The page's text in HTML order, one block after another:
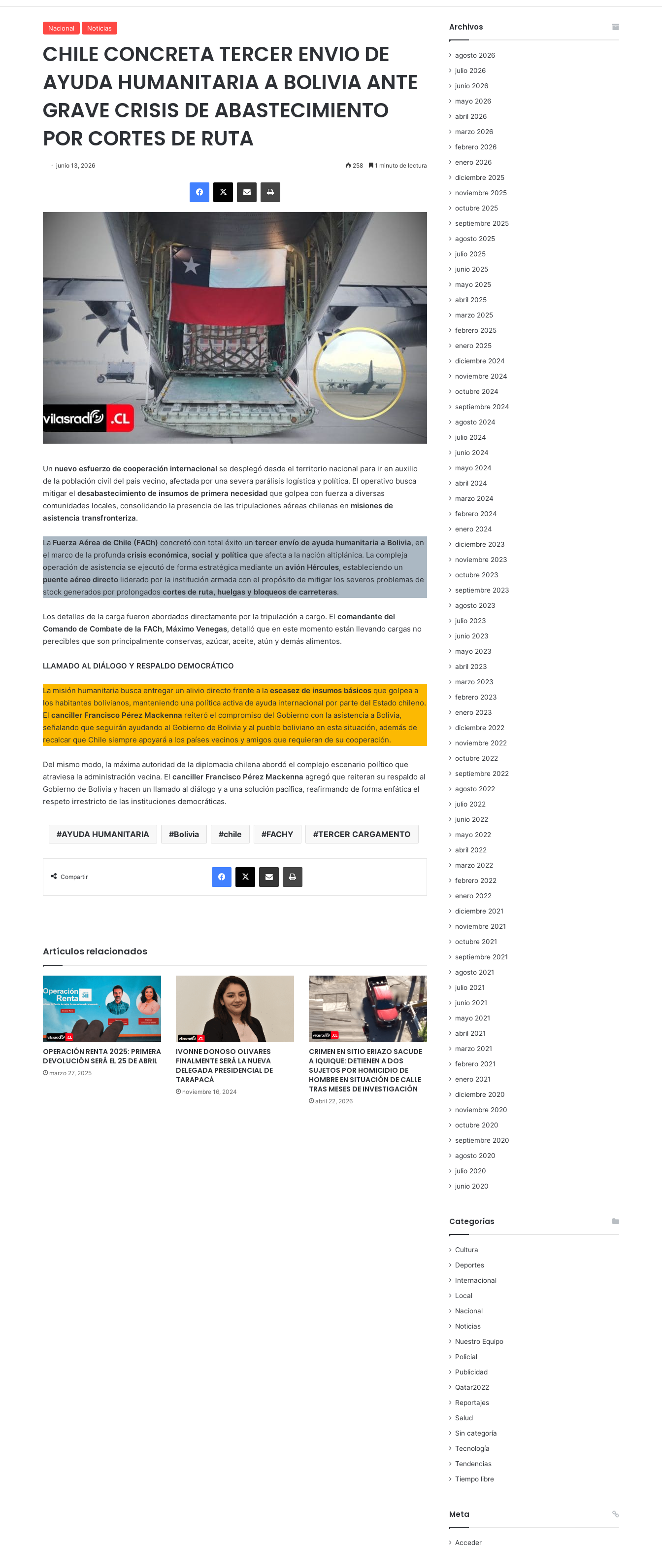
Nacional Noticias
CHILE CONCRETA TERCER ENVIO DE
AYUDA HUMANITARIA A BOLIVIA ANTE
GRAVE CRISIS DE ABASTECIMIENTO
POR CORTES DE RUTA
junio 13, 2026 258 1 minuto de lectura
Facebook
X Enviar vía email Imprimir
Un nuevo esfuerzo de cooperación internacional se desplegó desde el territorio nacional para ir en auxilio
de la población civil del país vecino, afectada por una severa parálisis logística y política. El operativo busca
mitigar el desabastecimiento de insumos de primera necesidad que golpea con fuerza a diversas
comunidades locales, consolidando la presencia de las tripulaciones aéreas chilenas en misiones de
asistencia transfronteriza.
La Fuerza Aérea de Chile (FACh) concretó con total éxito un tercer envío de ayuda humanitaria a Bolivia, en
el marco de la profunda crisis económica, social y política que afecta a la nación altiplánica. La compleja
operación de asistencia se ejecutó de forma estratégica mediante un avión Hércules, estableciendo un
puente aéreo directo liderado por la institución armada con el propósito de mitigar los severos problemas de
stock generados por prolongados cortes de ruta, huelgas y bloqueos de carreteras.
Los detalles de la carga fueron abordados directamente por la tripulación a cargo. El comandante del
Comando de Combate de la FACh, Máximo Venegas, detalló que en este momento están llevando cargas no
perecibles que son principalmente conservas, azúcar, aceite, atún y demás alimentos.
LLAMADO AL DIÁLOGO Y RESPALDO DEMOCRÁTICO
La misión humanitaria busca entregar un alivio directo frente a la escasez de insumos básicos que golpea a
los habitantes bolivianos, manteniendo una política activa de ayuda internacional por parte del Estado chileno.
El canciller Francisco Pérez Mackenna reiteró el compromiso del Gobierno con la asistencia a Bolivia,
señalando que seguirán ayudando al Gobierno de Bolivia y al pueblo boliviano en esta situación, además de
recalcar que Chile siempre apoyará a los países vecinos y amigos que requieran de su cooperación.
Del mismo modo, la máxima autoridad de la diplomacia chilena abordó el complejo escenario político que
atraviesa la administración vecina. El canciller Francisco Pérez Mackenna agregó que reiteran su respaldo al
Gobierno de Bolivia y hacen un llamado al diálogo y a una solución pacífica, reafirmando de forma enfática el
respeto irrestricto de las instituciones democráticas.
AYUDA HUMANITARIA Bolivia chile FACHY TERCER CARGAMENTO
Compartir
Facebook
X Enviar vía email Imprimir
Artículos relacionados
OPERACIÓN RENTA 2025: PRIMERA
DEVOLUCIÓN SERÁ EL 25 DE ABRIL
marzo 27, 2025
IVONNE DONOSO OLIVARES
FINALMENTE SERÁ LA NUEVA
DELEGADA PRESIDENCIAL DE
TARAPACÁ
noviembre 16, 2024
CRIMEN EN SITIO ERIAZO SACUDE
A IQUIQUE: DETIENEN A DOS
SUJETOS POR HOMICIDIO DE
HOMBRE EN SITUACIÓN DE CALLE
TRAS MESES DE INVESTIGACIÓN
abril 22, 2026
Archivos
agosto 2026
julio 2026
junio 2026
mayo 2026
abril 2026
marzo 2026
febrero 2026
enero 2026
diciembre 2025
noviembre 2025
octubre 2025
septiembre 2025
agosto 2025
julio 2025
junio 2025
mayo 2025
abril 2025
marzo 2025
febrero 2025
enero 2025
diciembre 2024
noviembre 2024
octubre 2024
septiembre 2024
agosto 2024
julio 2024
junio 2024
mayo 2024
abril 2024
marzo 2024
febrero 2024
enero 2024
diciembre 2023
noviembre 2023
octubre 2023
septiembre 2023
agosto 2023
julio 2023
junio 2023
mayo 2023
abril 2023
marzo 2023
febrero 2023
enero 2023
diciembre 2022
noviembre 2022
octubre 2022
septiembre 2022
agosto 2022
julio 2022
junio 2022
mayo 2022
abril 2022
marzo 2022
febrero 2022
enero 2022
diciembre 2021
noviembre 2021
octubre 2021
septiembre 2021
agosto 2021
julio 2021
junio 2021
mayo 2021
abril 2021
marzo 2021
febrero 2021
enero 2021
diciembre 2020
noviembre 2020
octubre 2020
septiembre 2020
agosto 2020
julio 2020
junio 2020
Categorías
Cultura
Deportes
Internacional
Local
Nacional
Noticias
Nuestro Equipo
Policial
Publicidad
Qatar2022
Reportajes
Salud
Sin categoría
Tecnología
Tendencias
Tiempo libre
Meta
Acceder